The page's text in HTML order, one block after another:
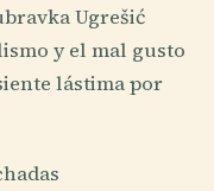
Ugrešić
y el mal gusto
lástima por